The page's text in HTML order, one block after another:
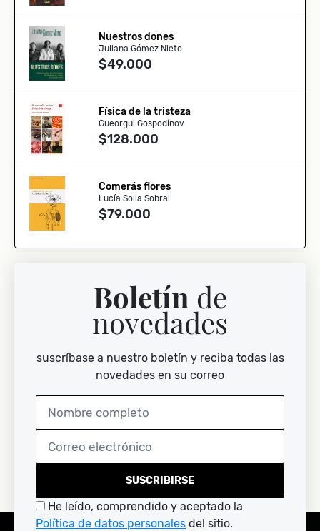
Nuestros dones
Juliana Gómez Nieto
$49.000
Física de la tristeza
Gueorgui Gospodínov
$128.000
Comerás flores
Lucía Solla Sobral
$79.000
Boletín de
novedades
suscríbase a nuestro boletín y reciba todas las
novedades en su correo
SUSCRIBIRSE
He leído, comprendido y aceptado la
Política de datos personales del sitio.